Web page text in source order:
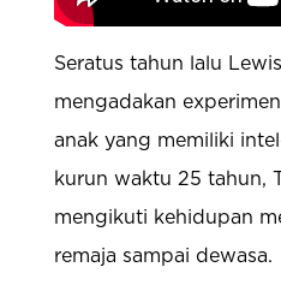
Seratus tahun lalu
mengadakan
anak yang memiliki
kurun waktu 25 tahun,
mengikuti kehidupan
remaja sampai dewasa.